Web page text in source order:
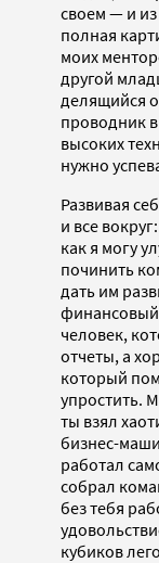
своем — и
полная
моих
другой
делящийся
проводник
высоких
нужно
Развивая
и все
как я могу
починить
дать им
финансовый
человек,
отчеты, а
который
упростить.
ты взял
бизнес-
работал
собрал
без тебя
кубиков